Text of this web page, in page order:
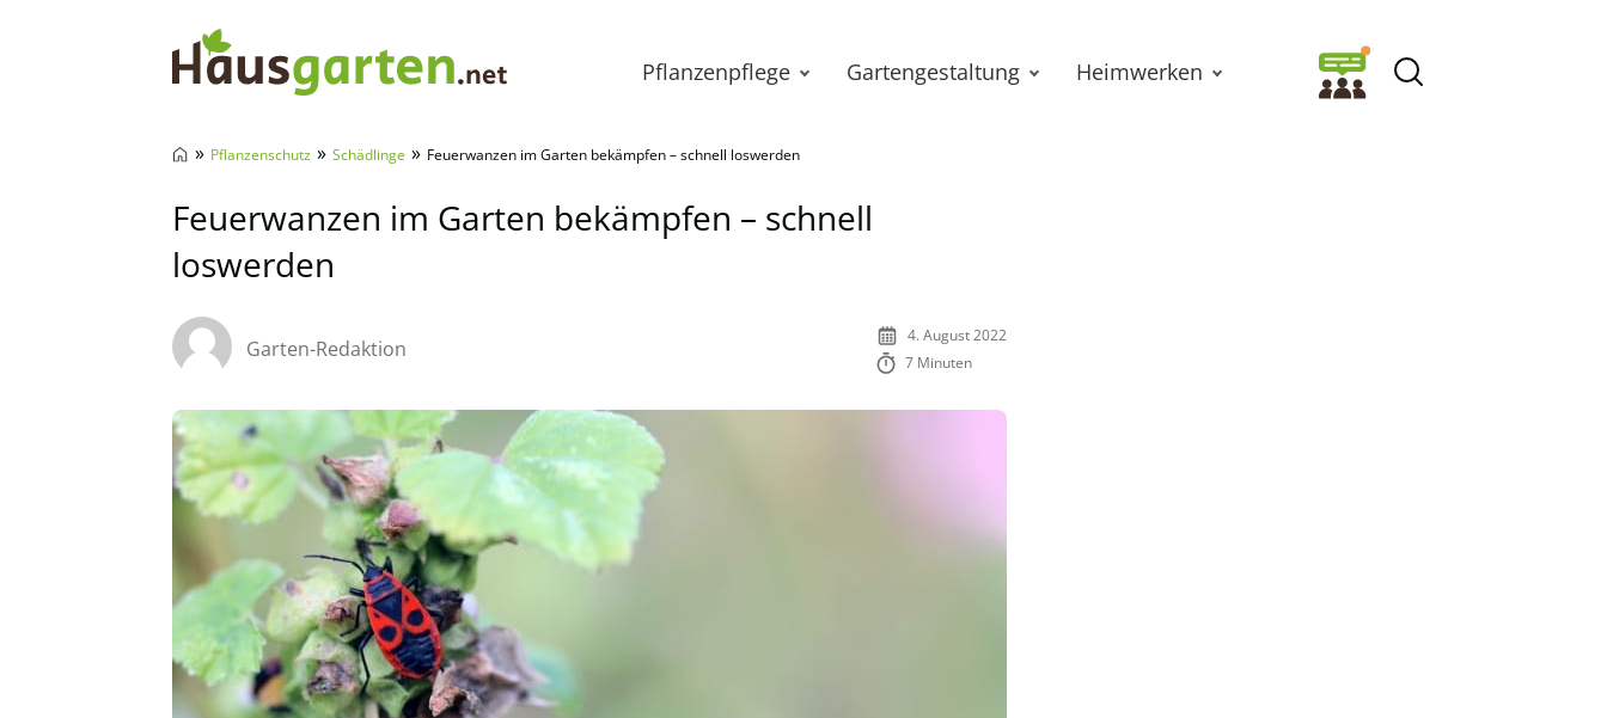
Pflanzenpflege Gartengestaltung Heimwerken
» Pflanzenschutz » Schädlinge » Feuerwanzen im Garten bekämpfen – schnell loswerden
Feuerwanzen im Garten bekämpfen – schnell
loswerden
Garten-Redaktion
4. August 2022
7 Minuten